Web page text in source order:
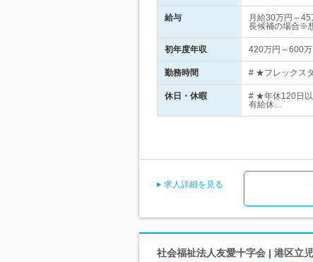
給与
月給30万円～
長候補の場合※
初年度年収 420万円～600万
勤務時間 # ★フレックス
休日・休暇
# ★年休120日
有給休…
求人詳細を見る
社会福祉法人友愛十字会 | 港区立